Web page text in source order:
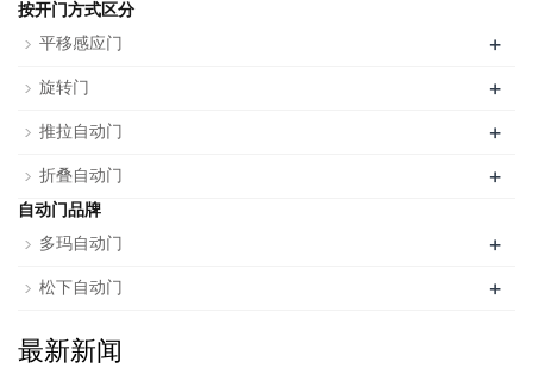
按开门方式区分
平移感应门
+
旋转门 +
推拉自动门 +
折叠自动门 +
自动门品牌
多玛自动门
+
松下自动门 +
最新新闻